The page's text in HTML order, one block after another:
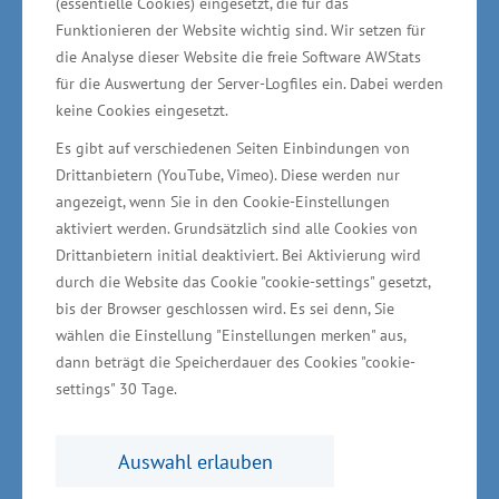
Funktionieren der Website wichtig sind. Wir setzen für
die Analyse dieser Website die freie Software AWStats
für die Auswertung der Server-Logfiles ein. Dabei werden
keine Cookies eingesetzt.
Es gibt auf verschiedenen Seiten Einbindungen von
Drittanbietern (YouTube, Vimeo). Diese werden nur
angezeigt, wenn Sie in den Cookie-Einstellungen
aktiviert werden. Grundsätzlich sind alle Cookies von
Drittanbietern initial deaktiviert. Bei Aktivierung wird
durch die Website das Cookie "cookie-settings" gesetzt,
bis der Browser geschlossen wird. Es sei denn, Sie
wählen die Einstellung "Einstellungen merken" aus,
dann beträgt die Speicherdauer des Cookies "cookie-
settings" 30 Tage.
Auswahl erlauben
das 1992 mit der Gründung der Seetel Hotel
GmbH & Co. Betriebs KG begann. „Vom ersten
Tag an“, so Meyer, „hat die Familie Seelige-
Steinhoff ihr Unternehmen stetig zur größten
Hotelgruppe auf der Insel Usedom entwickelt.
Sie beschäftigen heute 550 Mitarbeiter und
Auszubildende. Das Team war für Sie immer der
wichtigste Garant für den Erfolg. Kein Wunder
also, dass die Mitarbeiter Sie als wertschätzend,
sachlich, fördernd und kooperativ aber auch
bestimmt beschreiben. Die Schaffung einer
positiven Unternehmenskultur ist essenziell, um
halten. Das ist in der aktuellen